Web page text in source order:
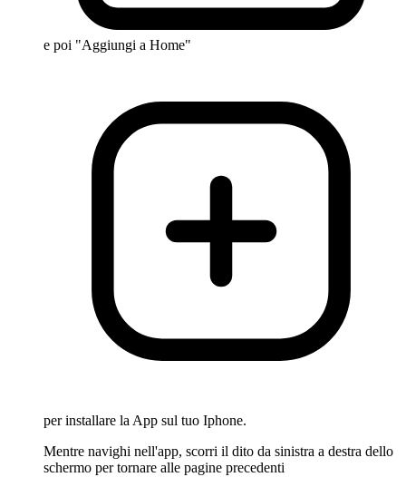
e poi "Aggiungi a Home"
per installare la App sul tuo Iphone.
Mentre navighi nell'app, scorri il dito da sinistra a destra dello
schermo per tornare alle pagine precedenti